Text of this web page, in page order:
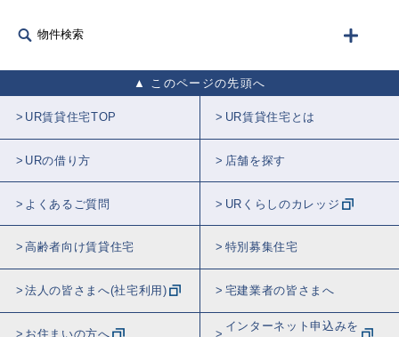
物件検索
このページの先頭へ
UR賃貸住宅TOP UR賃貸住宅とは
URの借り方 店舗を探す
よくあるご質問 URくらしのカレッジ
高齢者向け賃貸住宅 特別募集住宅
法人の皆さまへ(社宅利用) 宅建業者の皆さまへ
お住まいの方へ
インターネット申込みを